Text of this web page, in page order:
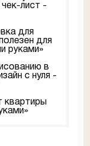
лист -
для
для
руками»
в
с нуля -
квартиры